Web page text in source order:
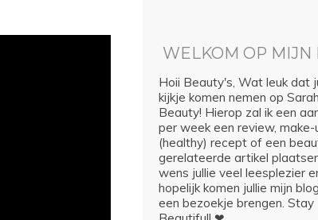
WELKOM OP MIJN
Hoii Beauty's, Wat leuk dat
kijkje komen nemen op
Beauty! Hierop zal ik een
per week een review, make-
(healthy) recept of een
gerelateerde artikel
wens jullie veel leesplezier
hopelijk komen jullie mijn
een bezoekje brengen. Stay